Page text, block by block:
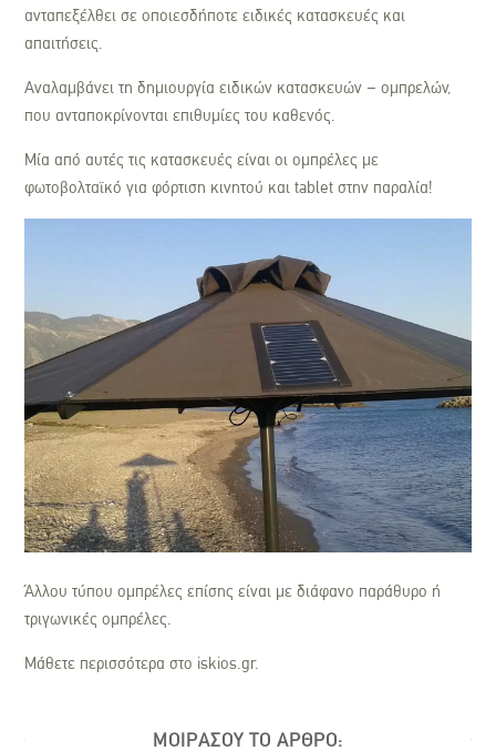
ανταπεξέλθει σε οποιεσδήποτε ειδικές κατασκευές και
απαιτήσεις.
Αναλαμβάνει τη δημιουργία ειδικών κατασκευών – ομπρελών,
που ανταποκρίνονται επιθυμίες του καθενός.
Μία από αυτές τις κατασκευές είναι οι ομπρέλες με
φωτοβολταϊκό για φόρτιση κινητού και tablet στην παραλία!
Άλλου τύπου ομπρέλες επίσης είναι με διάφανο παράθυρο ή
τριγωνικές ομπρέλες.
Μάθετε περισσότερα στο iskios.gr.
ΜΟΙΡΑΣΟΥ ΤΟ ΑΡΘΡΟ: